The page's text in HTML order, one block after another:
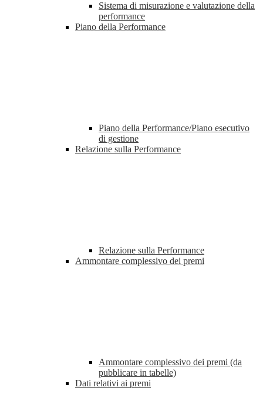
Sistema di misurazione e valutazione della
performance
Piano della Performance
Piano della Performance/Piano esecutivo
di gestione
Relazione sulla Performance
Relazione sulla Performance
Ammontare complessivo dei premi
Ammontare complessivo dei premi (da
pubblicare in tabelle)
Dati relativi ai premi